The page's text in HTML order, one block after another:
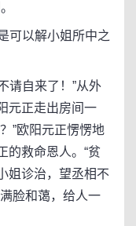
以解小姐所中之
自来了！”从外
元正走出房间一
”欧阳元正愣愣地
的救命恩人。“贫
姐诊治，望丞相不
脸和蔼，给人一